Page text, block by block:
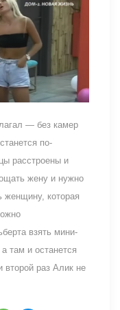
— без камер
по-
расстроены и
жену и нужно
женщину, которая
взять мини-
там и останется
раз Алик не